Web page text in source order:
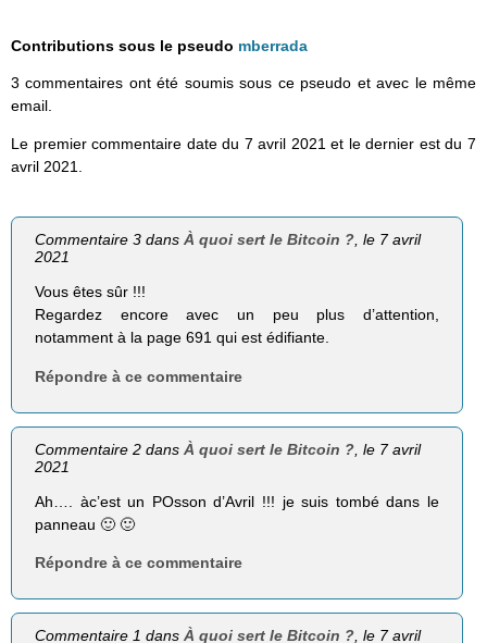
Contributions sous le pseudo mberrada
3 commentaires ont été soumis sous ce pseudo et avec le même
email.
Le premier commentaire date du 7 avril 2021 et le dernier est du 7
avril 2021.
Commentaire 3 dansÀ quoi sert le Bitcoin ?, le 7 avril
2021
Vous êtes sûr !!!
Regardez encore avec un peu plus d’attention,
notamment à la page 691 qui est édifiante.
Répondre à ce commentaire
Commentaire 2 dansÀ quoi sert le Bitcoin ? , le 7 avril
2021
Ah…. àc’est un POsson d’Avril !!! je suis tombé dans le
panneau 🙂 🙂
Répondre à ce commentaire
Commentaire 1 dansÀ quoi sert le Bitcoin ? , le 7 avril